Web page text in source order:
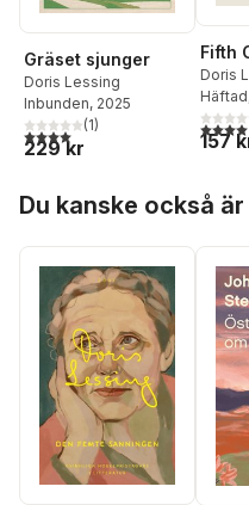
Gräset sjunger
Doris Lessing
Inbunden, 2025
4,0utav 5 stjärnor. Totalt antal
(1)
229 kr
Fifth
Doris
Häftad
4,0
157
Du kanske också